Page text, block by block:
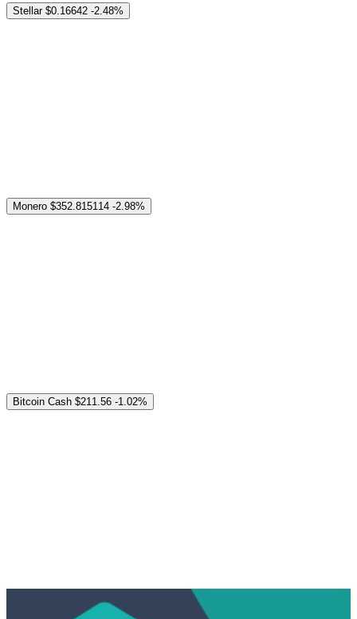
Stellar $0.16642 -2.48%
Monero $352.815114 -2.98%
Bitcoin Cash $211.56 -1.02%